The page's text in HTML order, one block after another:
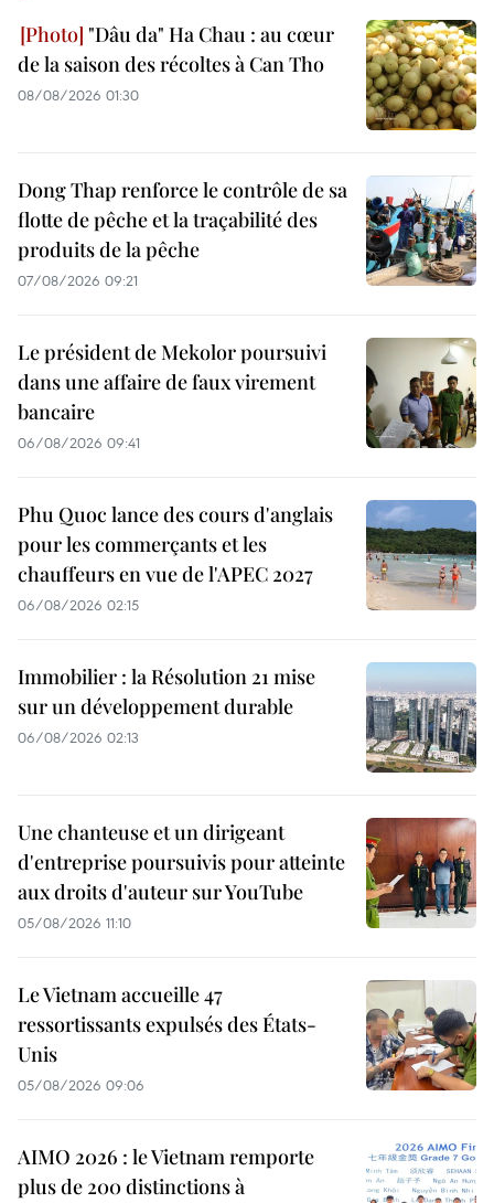
"Dâu da" Ha Chau : au cœur
de la saison des récoltes à Can Tho
08/08/2026 01:30
Dong Thap renforce le contrôle de sa
flotte de pêche et la traçabilité des
produits de la pêche
07/08/2026 09:21
Le président de Mekolor poursuivi
dans une affaire de faux virement
bancaire
06/08/2026 09:41
Phu Quoc lance des cours d'anglais
pour les commerçants et les
chauffeurs en vue de l'APEC 2027
06/08/2026 02:15
Immobilier : la Résolution 21 mise
sur un développement durable
06/08/2026 02:13
Une chanteuse et un dirigeant
d'entreprise poursuivis pour atteinte
aux droits d'auteur sur YouTube
05/08/2026 11:10
Le Vietnam accueille 47
ressortissants expulsés des États-
Unis
05/08/2026 09:06
AIMO 2026 : le Vietnam remporte
plus de 200 distinctions à